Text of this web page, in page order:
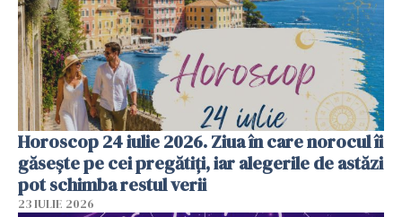
Horoscop 24 iulie 2026. Ziua în care norocul îi
găsește pe cei pregătiți, iar alegerile de astăzi
pot schimba restul verii
23 IULIE 2026